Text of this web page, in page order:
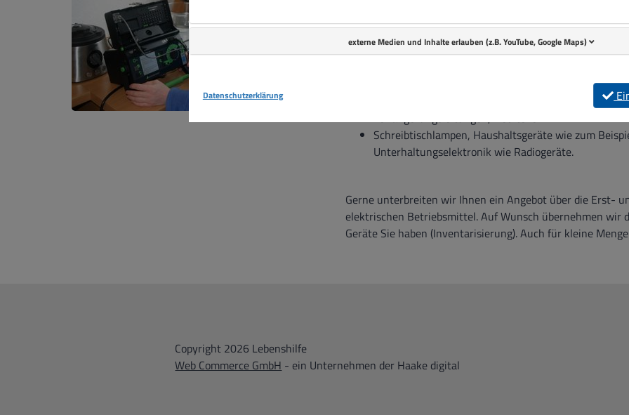
Jeder Arbeitgeber ist verpflichtet alle ortsveränderlichen
prüfen zu lassen. Dazu gehören unter anderem:
Verlängerungsleitungen, Netzteile
Schreibtischlampen, Haushaltsgeräte wie zum
Unterhaltungselektronik wie Radiogeräte.
Gerne unterbreiten wir Ihnen ein Angebot über die Erst-
elektrischen Betriebsmittel. Auf Wunsch übernehmen wir
Geräte Sie haben (Inventarisierung). Auch für kleine
Copyright 2026 Lebenshilfe
Web Commerce GmbH - ein Unternehmen der Haake digital
externe Medien und Inhalte erlauben (z.B. YouTube, Google Maps)
Datenschutzerklärung